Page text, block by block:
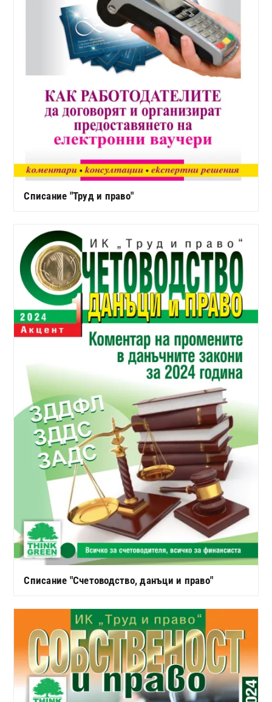
Списание "Труд и право"
Списание "Счетоводство, данъци и право"